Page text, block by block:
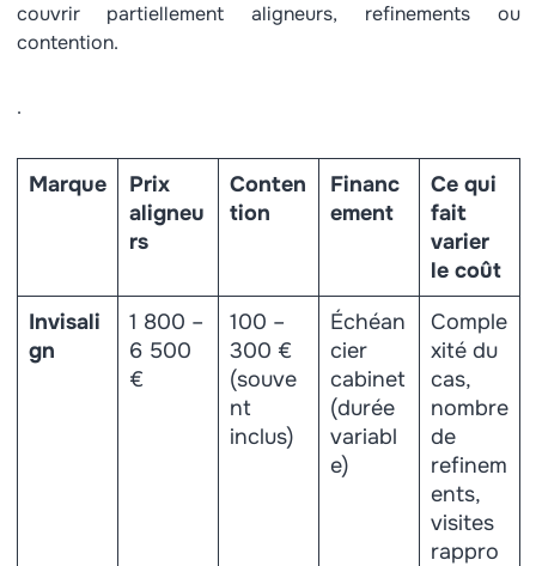
couvrir partiellement aligneurs, refinements ou
contention.
.
Marque
Prix
aligneu
rs
Conten
tion
Financ
ement
Ce qui
fait
varier
le coût
Invisali
gn
1 800 –
6 500
€
100 –
300 €
(souve
nt
inclus)
Échéan
cier
cabinet
(durée
variabl
e)
Comple
xité du
cas,
nombre
de
refinem
ents,
visites
rappro